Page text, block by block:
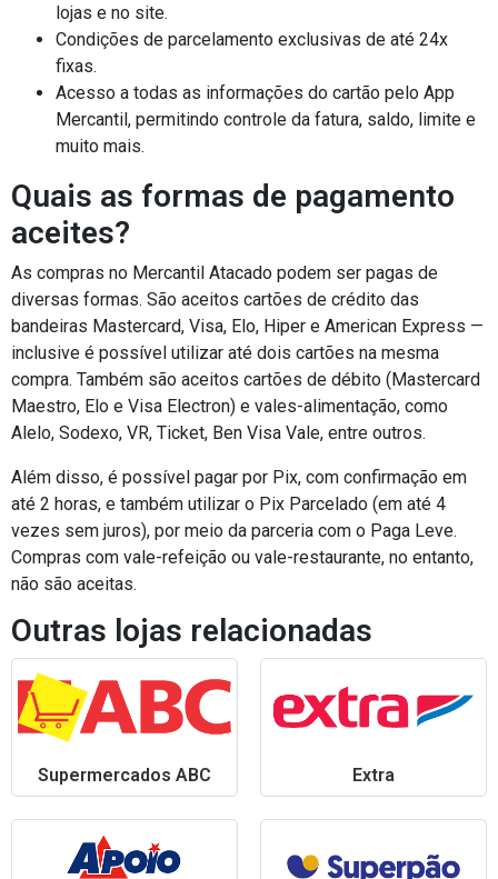
lojas e no site.
Condições de parcelamento exclusivas de até 24x
fixas.
Acesso a todas as informações do cartão pelo App
Mercantil, permitindo controle da fatura, saldo, limite e
muito mais.
Quais as formas de pagamento
aceites?
As compras no Mercantil Atacado podem ser pagas de
diversas formas. São aceitos cartões de crédito das
bandeiras Mastercard, Visa, Elo, Hiper e American Express —
inclusive é possível utilizar até dois cartões na mesma
compra. Também são aceitos cartões de débito (Mastercard
Maestro, Elo e Visa Electron) e vales-alimentação, como
Alelo, Sodexo, VR, Ticket, Ben Visa Vale, entre outros.
Além disso, é possível pagar por Pix, com confirmação em
até 2 horas, e também utilizar o Pix Parcelado (em até 4
vezes sem juros), por meio da parceria com o Paga Leve.
Compras com vale-refeição ou vale-restaurante, no entanto,
não são aceitas.
Outras lojas relacionadas
Supermercados ABC Extra